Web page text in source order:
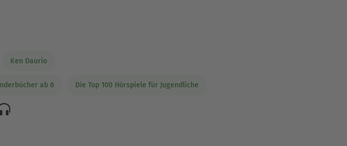
Ken Daurio
ab 6 Die Top 100 Hörspiele für Jugendliche